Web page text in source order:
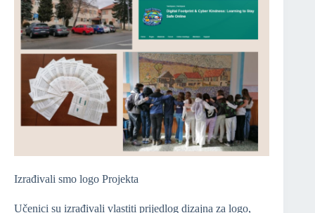
Izrađivali smo logo Projekta
Učenici su izrađivali vlastiti prijedlog dizajna za logo,